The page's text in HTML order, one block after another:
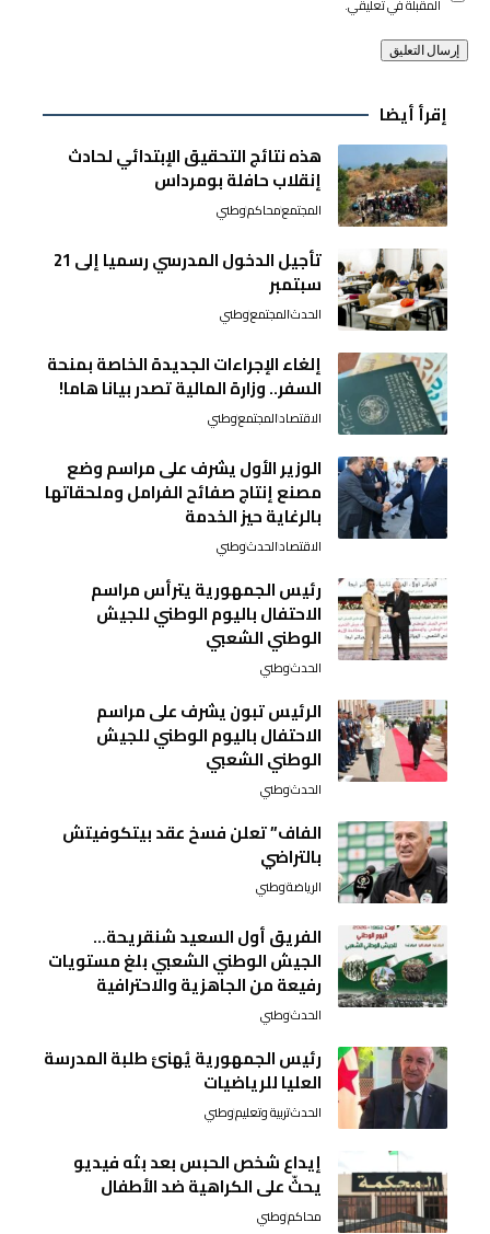
المقبلة في تعليقي.
إقرأ أيضا
هذه نتائج التحقيق الإبتدائي لحادث
إنقلاب حافلة بومرداس
المجتمعمحاكموطني
تأجيل الدخول المدرسي رسميا إلى 21
سبتمبر
الحدثالمجتمعوطني
إلغاء الإجراءات الجديدة الخاصة بمنحة
السفر.. وزارة المالية تصدر بيانا هاما!
الاقتصادالمجتمعوطني
الوزير الأول يشرف على مراسم وضع
مصنع إنتاج صفائح الفرامل وملحقاتها
بالرغاية حيز الخدمة
الاقتصادالحدثوطني
رئيس الجمهورية يترأس مراسم
الاحتفال باليوم الوطني للجيش
الوطني الشعبي
الحدثوطني
الرئيس تبون يشرف على مراسم
الاحتفال باليوم الوطني للجيش
الوطني الشعبي
الحدثوطني
الفاف” تعلن فسخ عقد بيتكوفيتش
بالتراضي
الرياضةوطني
الفريق أول السعيد شنقريحة…
الجيش الوطني الشعبي بلغ مستويات
رفيعة من الجاهزية والاحترافية
الحدثوطني
رئيس الجمهورية يُهنئ طلبة المدرسة
العليا للرياضيات
الحدثتربية وتعليموطني
إيداع شخص الحبس بعد بثه فيديو
يحثّ على الكراهية ضد الأطفال
محاكموطني